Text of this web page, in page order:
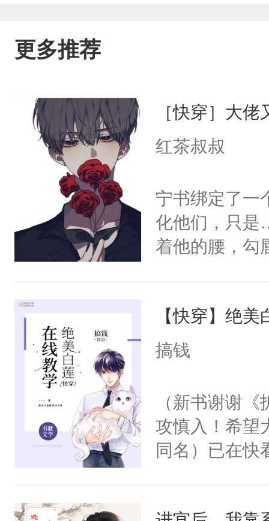
更多推荐
［快穿］大
红茶叔叔
宁书绑定了一
化他们，只是
着他的腰，勾
来，给老公
用力——为你
【快穿】绝
搞钱
（新书谢谢
攻慎入！希望
同名）已在快